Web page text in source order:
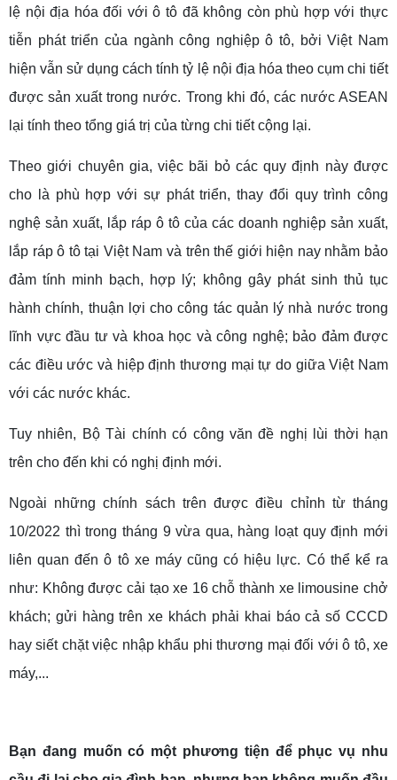
lệ nội địa hóa đối với ô tô đã không còn phù hợp với thực
tiễn phát triển của ngành công nghiệp ô tô, bởi Việt Nam
hiện vẫn sử dụng cách tính tỷ lệ nội địa hóa theo cụm chi tiết
được sản xuất trong nước. Trong khi đó, các nước ASEAN
lại tính theo tổng giá trị của từng chi tiết cộng lại.
Theo giới chuyên gia, việc bãi bỏ các quy định này được
cho là phù hợp với sự phát triển, thay đổi quy trình công
nghệ sản xuất, lắp ráp ô tô của các doanh nghiệp sản xuất,
lắp ráp ô tô tại Việt Nam và trên thế giới hiện nay nhằm bảo
đảm tính minh bạch, hợp lý; không gây phát sinh thủ tục
hành chính, thuận lợi cho công tác quản lý nhà nước trong
lĩnh vực đầu tư và khoa học và công nghệ; bảo đảm được
các điều ước và hiệp định thương mại tự do giữa Việt Nam
với các nước khác.
Tuy nhiên, Bộ Tài chính có công văn đề nghị lùi thời hạn
trên cho đến khi có nghị định mới.
Ngoài những chính sách trên được điều chỉnh từ tháng
10/2022 thì trong tháng 9 vừa qua, hàng loạt quy định mới
liên quan đến ô tô xe máy cũng có hiệu lực. Có thể kể ra
như: Không được cải tạo xe 16 chỗ thành xe limousine chở
khách; gửi hàng trên xe khách phải khai báo cả số CCCD
hay siết chặt việc nhập khẩu phi thương mại đối với ô tô, xe
máy,...
Bạn đang muốn có một phương tiện để phục vụ nhu